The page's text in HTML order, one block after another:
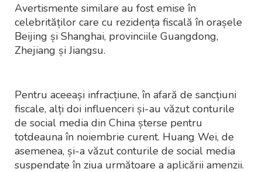
Avertismente similare au fost emise în
celebrităților care cu rezidența fiscală în orașele
Beijing și Shanghai, provinciile Guangdong,
Zhejiang și Jiangsu.
Pentru aceeași infracțiune, în afară de sancțiuni
fiscale, alți doi influenceri și-au văzut conturile
de social media din China șterse pentru
totdeauna în noiembrie curent. Huang Wei, de
asemenea, și-a văzut conturile de social media
suspendate în ziua următoare a aplicării amenzii.